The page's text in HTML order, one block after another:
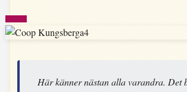
Här känner nästan alla varandra. Det